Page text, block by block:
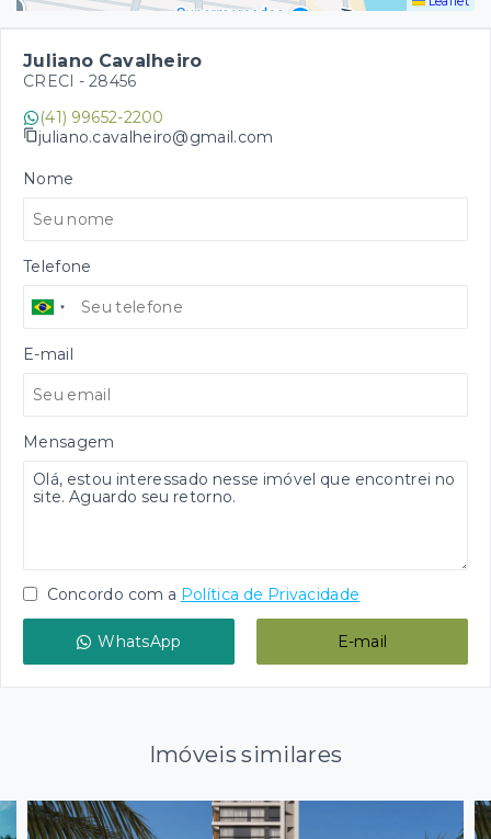
Juliano Cavalheiro
CRECI - 28456
(41) 99652-2200
juliano.cavalheiro@gmail.com
Nome
Telefone
E-mail
Mensagem
Concordo com a Política de Privacidade
WhatsApp E-mail
Imóveis similares